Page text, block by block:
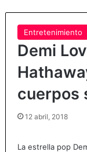
Entretenimiento
Demi
cuerpos
12 abril, 2018
La estrella pop